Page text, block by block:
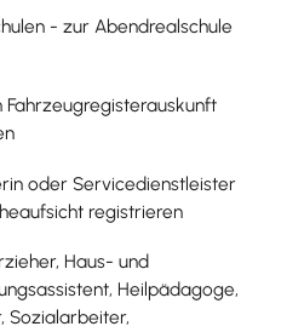
- zur Abendrealschule
oder Servicedienstleister
registrieren
Haus- und
Heilpädagoge,
Sozialarbeiter,